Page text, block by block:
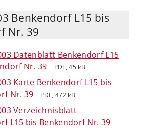
Benkendorf L15 bis
Nr. 39
Datenblatt Benkendorf L15
Nr. 39
PDF, 45 kB
Karte Benkendorf L15 bis
Nr. 39
PDF, 472 kB
Verzeichnisblatt
L15 bis Benkendorf Nr. 39